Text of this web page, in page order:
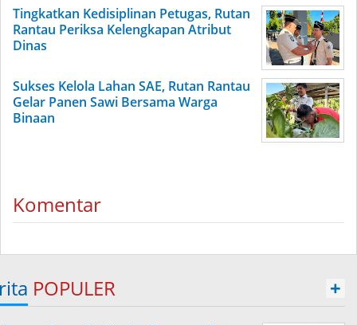
Tingkatkan Kedisiplinan Petugas, Rutan
Rantau Periksa Kelengkapan Atribut
Dinas
Sukses Kelola Lahan SAE, Rutan Rantau
Gelar Panen Sawi Bersama Warga
Binaan
Komentar
POPULER +